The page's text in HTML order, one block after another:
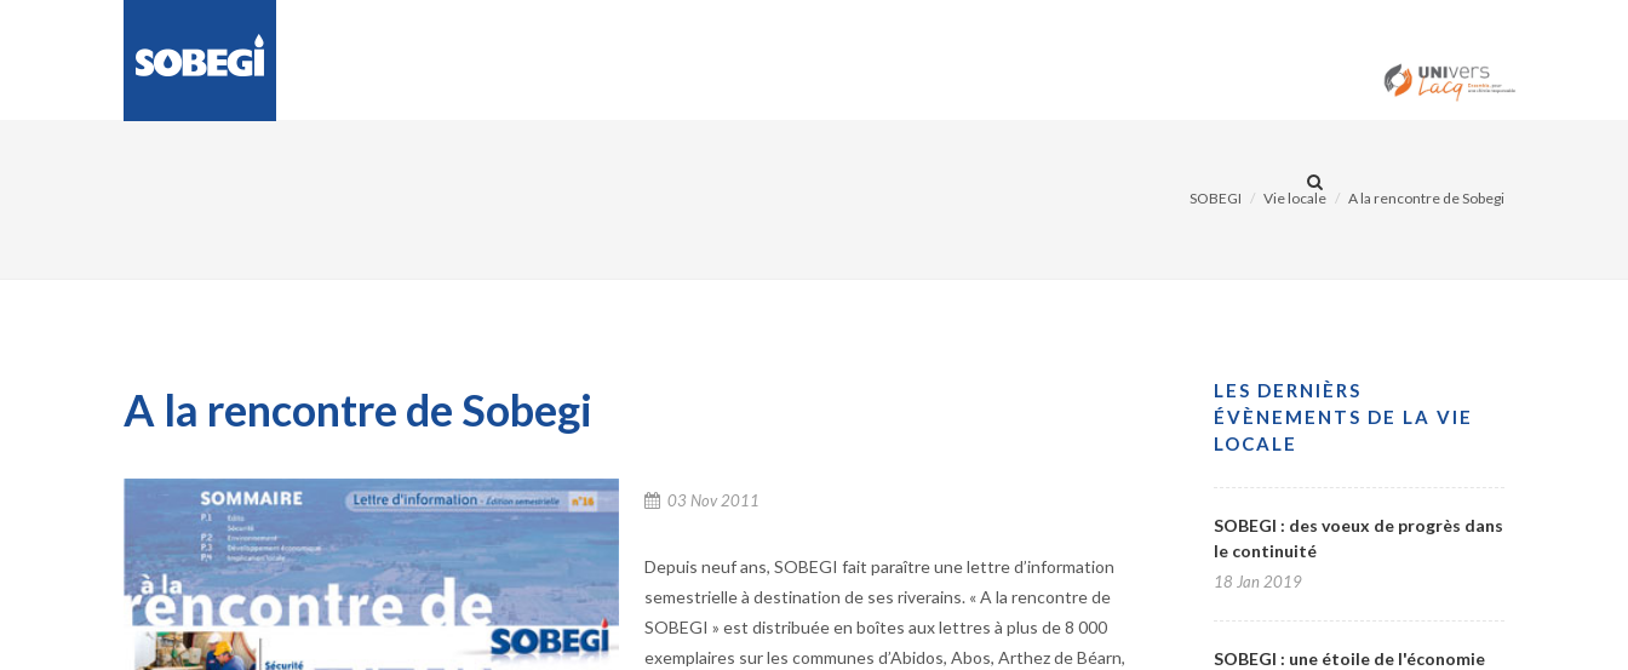
SOBEGI
Vie locale A la rencontre de Sobegi
A la rencontre de Sobegi
03 Nov 2011
Depuis neuf ans, SOBEGI fait paraître une lettre d’information
semestrielle à destination de ses riverains. « A la rencontre de
SOBEGI » est distribuée en boîtes aux lettres à plus de 8 000
exemplaires sur les communes d’Abidos, Abos, Arthez de Béarn,
LES DERNIÈRS
ÉVÈNEMENTS DE LA VIE
LOCALE
SOBEGI : des voeux de progrès dans
le continuité
18 Jan 2019
SOBEGI : une étoile de l'économie